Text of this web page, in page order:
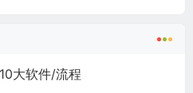
大软件/流程